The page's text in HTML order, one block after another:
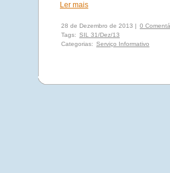
Ler mais
28 de Dezembro de 2013 | 0
Tags: SIL 31/Dez/13
Categorias: Serviço Informativo